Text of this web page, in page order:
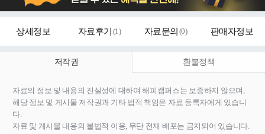
상세정보 자료후기 (1 ) 자료문의 (0) 판매자정보
저작권 환불정책
자료의 정보 및 내용의 진실성에 대하여 해피캠퍼스는 보증하지 않으며,
해당 정보 및 게시물 저작권과 기타 법적 책임은 자료 등록자에게 있습니
다.
자료 및 게시물 내용의 불법적 이용, 무단 전재∙배포는 금지되어 있습니다.